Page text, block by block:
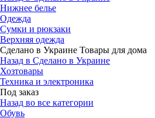
Нижнее белье
Одежда
Сумки и рюкзаки
Верхняя одежда
Сделано в Украине Товары для дома
Назад в Сделано в Украине
Хозтовары
Техника и электроника
Под заказ
Назад во все категории
Обувь